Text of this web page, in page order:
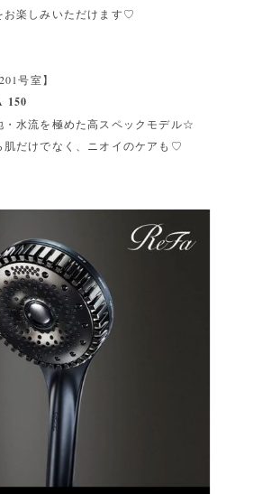
お楽しみいただけます♡
号室】
150
・水流を極めた高スペックモデル☆
肌だけでなく、ニオイのケアも♡